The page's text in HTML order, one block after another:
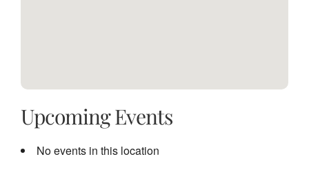
Upcoming Events
No events in this location